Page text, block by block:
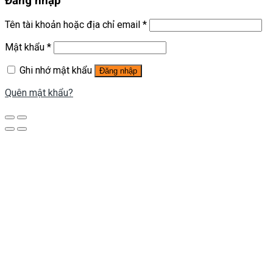
Tên tài khoản hoặc địa chỉ email *
Mật khẩu *
Ghi nhớ mật khẩu
Đăng nhập
Quên mật khẩu?